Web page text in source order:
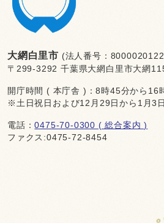
大網白里市 (法人番号：
〒299-3292 千葉県大網白里市大網
開庁時間 ( 本庁舎 )：8時45分から16
※土日祝日および12月29日から1月3
電話：0475-70-0300 ( 総合案内 )
ファクス:0475-72-8454